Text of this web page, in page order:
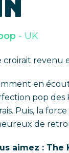
- UK
croirait revenu
en
pop
Puis, la
de
aimez : The